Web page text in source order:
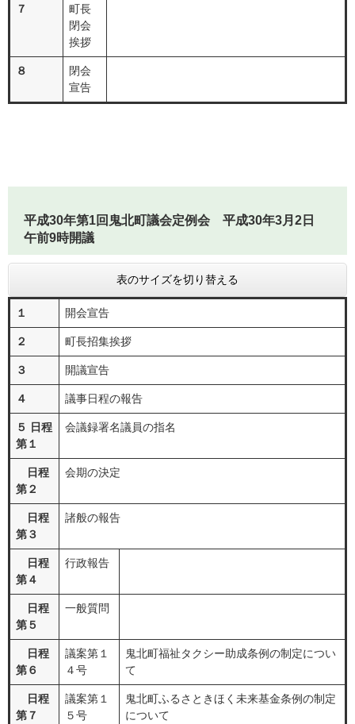
７
町長
閉会
挨拶
８
閉会
宣告
平成30年第1回鬼北町議会定例会 平成30年3月2日
午前9時開議
表のサイズを切り替える
１ 開会宣告
２ 町長招集挨拶
３ 開議宣告
４ 議事日程の報告
５ 日程
第１
会議録署名議員の指名
日程
第２
会期の決定
日程
第３
諸般の報告
日程
第４
行政報告
日程
第５
一般質問
日程
第６
議案第１
４号
鬼北町福祉タクシー助成条例の制定につい
て
日程
第７
議案第１
５号
鬼北町ふるさときほく未来基金条例の制定
について